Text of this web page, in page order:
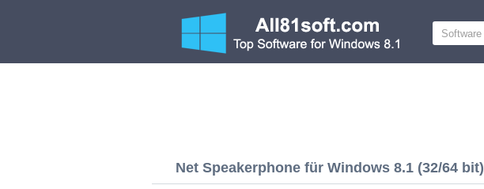
Net Speakerphone für Windows 8.1 (32/64 bit)